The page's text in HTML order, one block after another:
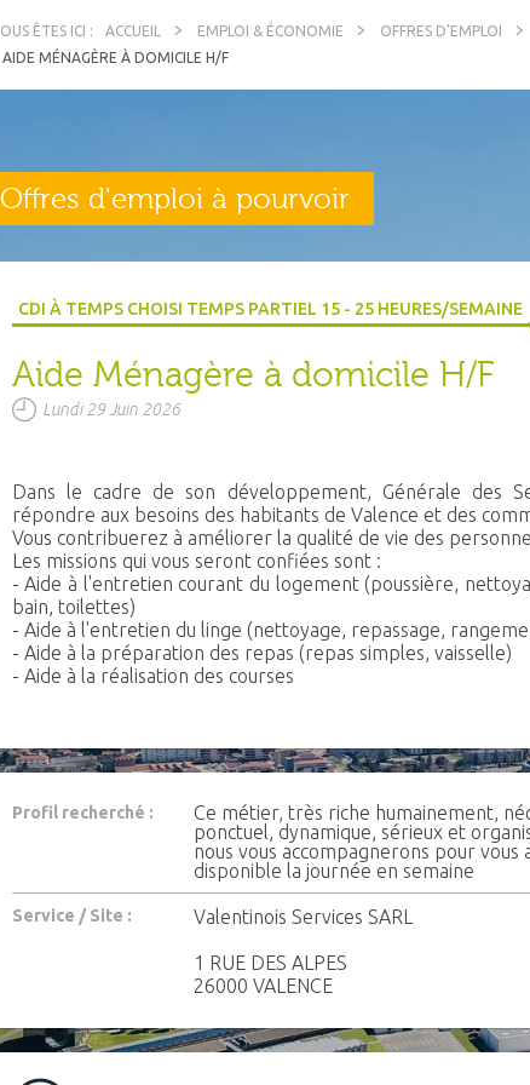
ACCUEIL EMPLOI & ÉCONOMIE OFFRES D'EMPLOI
AIDE MÉNAGÈRE À DOMICILE H/F
Offres d'emploi à pourvoir
CDI À TEMPS CHOISI TEMPS PARTIEL 15 - 25 HEURES/SEMAINE
Aide Ménagère à domicile H/F
Lundi 29 Juin 2026
Dans le cadre de son développement, Générale des
répondre aux besoins des habitants de Valence et des
Vous contribuerez à améliorer la qualité de vie des
Les missions qui vous seront confiées sont :
- Aide à l'entretien courant du logement (poussière,
bain, toilettes)
- Aide à l'entretien du linge (nettoyage, repassage,
- Aide à la préparation des repas (repas simples, vaisselle)
- Aide à la réalisation des courses
Profil recherché :
Ce métier, très riche humainement,
ponctuel, dynamique, sérieux et
nous vous accompagnerons pour
disponible la journée en semaine
Service / Site : Valentinois Services SARL
1 RUE DES ALPES
26000 VALENCE